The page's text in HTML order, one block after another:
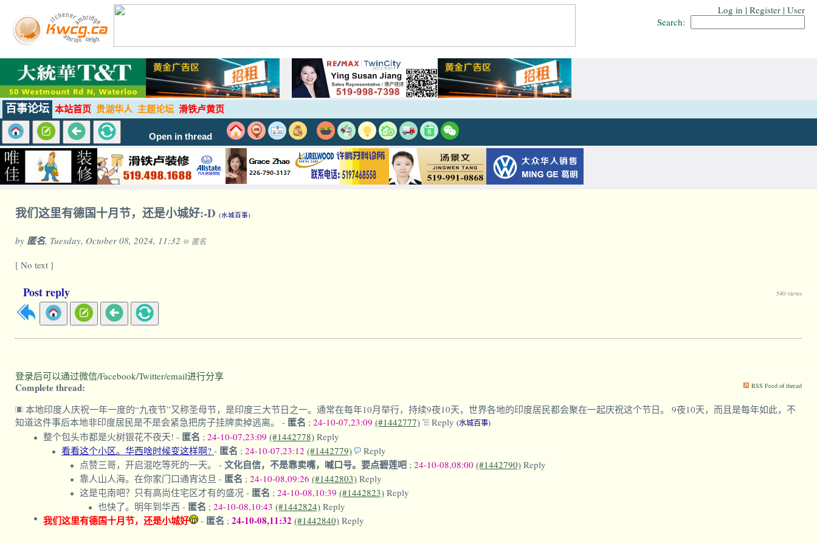
Log in | Register | User
Search:
百事论坛 本站首页 贵湖华人 主题论坛 滑铁卢黄页
Open in thread
我们这里有德国十月节，还是小城好:-D (水城百事)
by 匿名, Tuesday, October 08, 2024, 11:32 @ 匿名
[ No text ]
Post reply 540 views
登录后可以通过微信/Facebook/Twitter/email进行分享
Complete thread: RSS Feed of thread
本地印度人庆祝一年一度的“九夜节”又称圣母节，是印度三大节日之一。通常在每年10月举行，持续9夜10天，世界各地的印度居民都会聚在一起庆祝这个节日。 9夜10天，而且是每年如此，不
知道这件事后本地非印度居民是不是会紧急把房子挂牌卖掉逃离。‍‍‍‍‍‍‍‍‍ - 匿名 ; 24-10-07,23:09 (#1442777) Reply (水城百事)
整个包头市都是火树银花不夜天! - 匿名 ; 24-10-07,23:09 (#1442778) Reply
看看这个小区。华西啥时候变这样啊? - 匿名 ; 24-10-07,23:12 (#1442779)
Reply
点赞三哥，开启混吃等死的一天。 - 文化自信，不是靠卖嘴，喊口号。要点碧莲吧 ; 24-10-08,08:00 (#1442790) Reply
靠人山人海。在你家门口通宵达旦 - 匿名 ; 24-10-08,09:26 (#1442803) Reply
这是屯南吧？只有高尚住宅区才有的盛况 - 匿名 ; 24-10-08,10:39 (#1442823) Reply
也快了。明年到华西 - 匿名 ; 24-10-08,10:43 (#1442824) Reply
我们这里有德国十月节，还是小城好 - 匿名 ; 24-10-08,11:32 (#1442840) Reply